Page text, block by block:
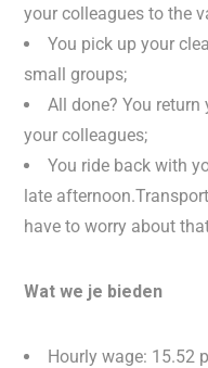
your colleagues to the
You pick up your
small groups;
All done? You
your colleagues;
You ride back with
late
have to worry about
Wat we je bieden
Hourly wage: 15.52